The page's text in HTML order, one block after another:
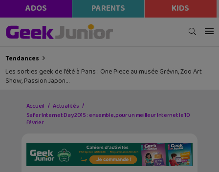
ADOS PARENTS KIDS
Tendances
Les sorties geek de l’été à Paris : One Piece au musée Grévin, Zoo Art
Show, Passion Japon…
Accueil
Actualités
Safer Internet Day 2015 : ensemble, pour un meilleur Internet le 10
février